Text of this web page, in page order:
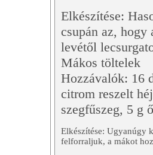
Elkészítése:
csupán az,
levétől
Mákos töltelek
Hozzávalók: 16
citrom reszelt
szegfűszeg, 5 g
Elkészítése: Ugyanúgy
felforraljuk, a mákot